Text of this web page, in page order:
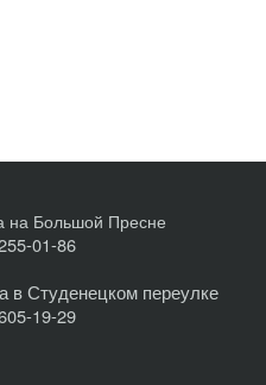
на Большой Пресне
01-86
в Студенецком переулке
19-29